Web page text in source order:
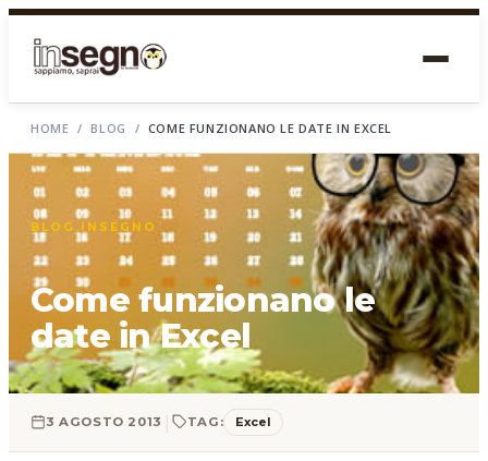
HOME / BLOG / COME FUNZIONANO LE DATE IN EXCEL
BLOG INSEGNO
Come funzionano le
date in Excel
3 AGOSTO 2013 | TAG: Excel